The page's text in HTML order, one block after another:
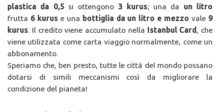
plastica da 0,5si ottengono 3 kurus; una da un litro
frutta 6 kuruse una bottiglia da un litro e mezzo vale 9
kurus. Il credito viene accumulato nella Istanbul Card, che
viene utilizzata come carta viaggio normalmente, come un
abbonamento.
Speriamo che, ben presto, tutte le città del mondo possano
dotarsi di simili meccanismi così da migliorare la
condizione del pianeta!